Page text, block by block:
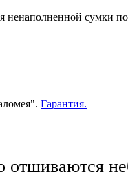
ненаполненной сумки
Гарантия.
отшиваются